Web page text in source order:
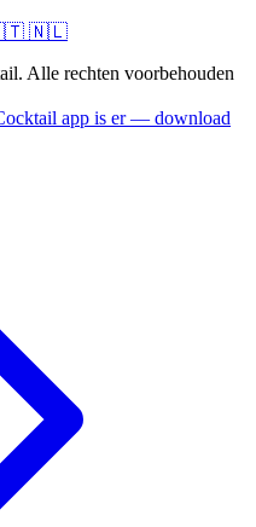
🇳🇱
Alle rechten voorbehouden
app is er — download